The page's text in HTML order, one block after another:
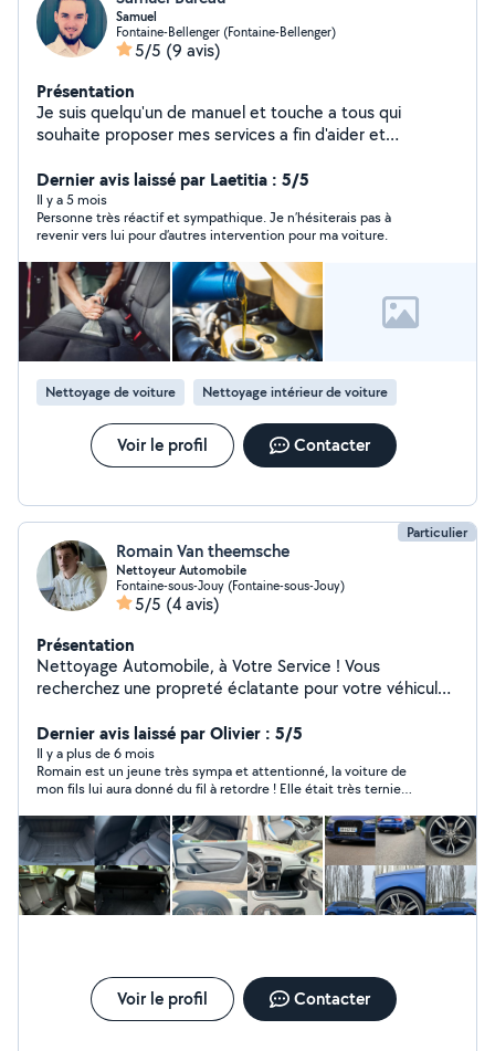
Samuel
Fontaine-Bellenger (Fontaine-Bellenger)
5/5 (9 avis)
Présentation
Je suis quelqu'un de manuel et touche a tous qui
souhaite proposer mes services a fin d'aider et
auto - nettoyage intérieur / extérieur véhicule -
nettoyage canapé/ fauteuil - impression 3D - monter
des meubles ou déco
Dernier avis laissé par Laetitia : 5/5
Il y a 5 mois
Personne très réactif et sympathique. Je n’hésiterais pas à
revenir vers lui pour d’autres intervention pour ma voiture.
Nettoyage de voiture Nettoyage intérieur de voiture
Voir le profil Contacter
Particulier
Romain Van theemsche
Nettoyeur Automobile
Fontaine-sous-Jouy (Fontaine-sous-Jouy)
5/5 (4 avis)
Présentation
Nettoyage Automobile, à Votre Service ! Vous
recherchez une propreté éclatante pour votre véhicule
je vous offre un nettoyage automobile de qualité.
Nettoyage à la Vapeur : Grâce à ma machine à vapeur,
j'élimine efficacement la saleté, les taches et les
bactéries, tout en préservant l'intégrité de vos surfaces
intérieures et extérieures. Extraction et Injection : Mon
extracteur-injecteur puissant élimine en profondeur la
saleté incrustée dans les tissus et les moquettes,
laissant vos sièges et votre habitacle comme neufs.
Lavage Haute Pression : Avec mon Karcher, j'élimine la
Mon aspirateur professionnel garantit un nettoyage
complet de l'intérieur de votre véhicule, éliminant la
poussière, les débris. Je possède également une
Dernier avis laissé par Olivier : 5/5
Il y a plus de 6 mois
Romain est un jeune très sympa et attentionné, la voiture de
mon fils lui aura donné du fil à retordre ! Elle était très ternie
Voir le profil Contacter